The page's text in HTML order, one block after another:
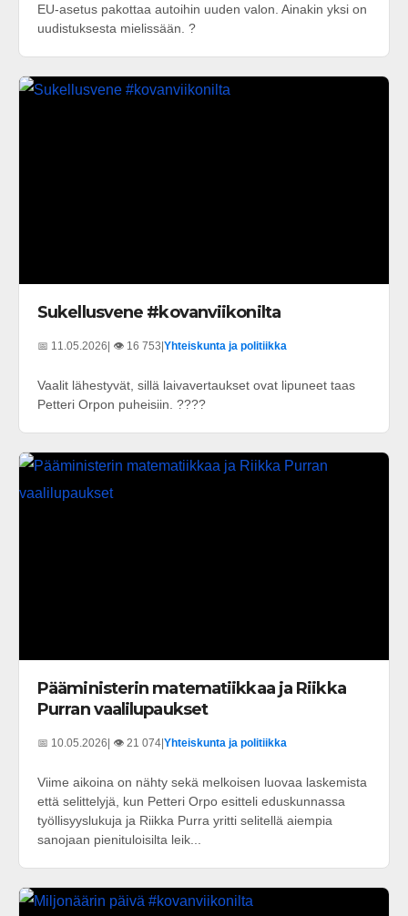
EU-asetus pakottaa autoihin uuden valon. Ainakin yksi on
uudistuksesta mielissään. ?
Sukellusvene #kovanviikonilta
📅 11.05.2026 | 👁️ 16 753 Yhteiskunta ja politiikka
Vaalit lähestyvät, sillä laivavertaukset ovat lipuneet taas
Petteri Orpon puheisiin. ????
Pääministerin matematiikkaa ja Riikka
Purran vaalilupaukset
📅 10.05.2026 | 👁️ 21 074 Yhteiskunta ja politiikka
Viime aikoina on nähty sekä melkoisen luovaa laskemista
että selittelyjä, kun Petteri Orpo esitteli eduskunnassa
työllisyyslukuja ja Riikka Purra yritti selitellä aiempia
sanojaan pienituloisilta leik...